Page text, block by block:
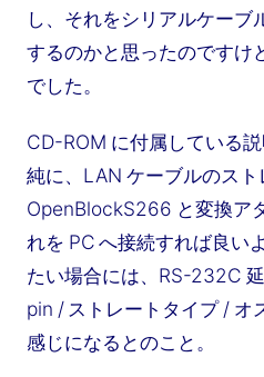
し、それをシリアルケーブ
するのかと思ったのですけ
でした。
CD-ROM に付属している
純に、LAN ケーブルのス
OpenBlockS266 と変換ア
れを PC へ接続すれば良い
たい場合には、RS-232C
pin / ストレートタイプ / オ
感じになるとのこと。